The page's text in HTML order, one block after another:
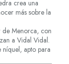
crea una
más sobre la
de Menorca, con
a Vidal Vidal.
níquel, apto para